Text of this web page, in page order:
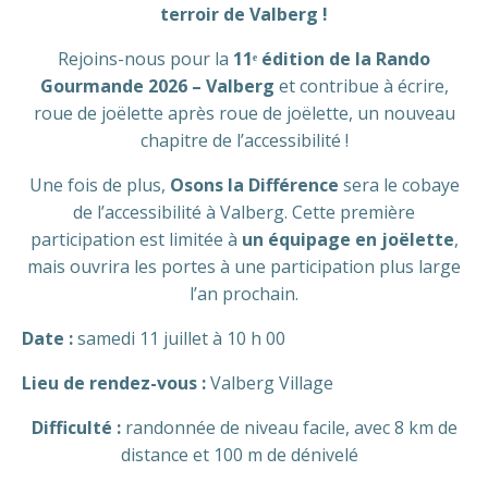
terroir de Valberg !
Rejoins-nous pour la 11ᵉ édition de la Rando
Gourmande 2026 – Valberg et contribue à écrire,
roue de joëlette après roue de joëlette, un nouveau
chapitre de l’accessibilité !
Une fois de plus, Osons la Différence sera le cobaye
de l’accessibilité à Valberg. Cette première
participation est limitée à un équipage en joëlette,
mais ouvrira les portes à une participation plus large
l’an prochain.
Date :samedi 11 juillet à 10 h 00
Lieu de rendez-vous :Valberg Village
Difficulté :randonnée de niveau facile, avec 8 km de
distance et 100 m de dénivelé